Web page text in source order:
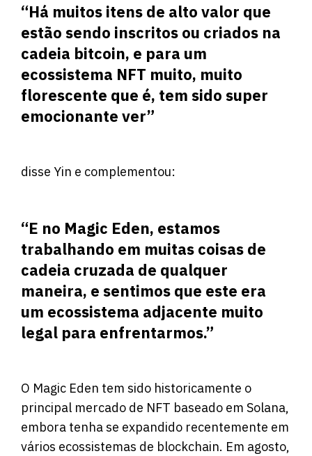
“Há muitos itens de alto valor que
estão sendo inscritos ou criados na
cadeia bitcoin, e para um
ecossistema NFT muito, muito
florescente que é, tem sido super
emocionante ver”
disse Yin e complementou:
“E no Magic Eden, estamos
trabalhando em muitas coisas de
cadeia cruzada de qualquer
maneira, e sentimos que este era
um ecossistema adjacente muito
legal para enfrentarmos.”
O Magic Eden tem sido historicamente o
principal mercado de NFT baseado em Solana,
embora tenha se expandido recentemente em
vários ecossistemas de blockchain. Em agosto,